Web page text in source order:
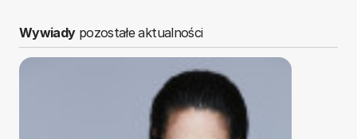
Wywiadypozostałe aktualności